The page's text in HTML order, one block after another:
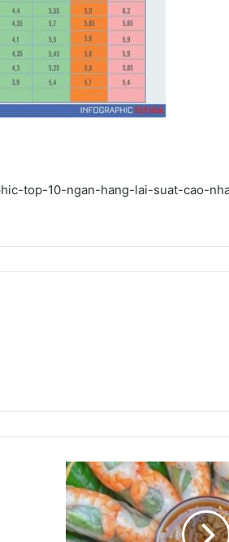
top-10-ngan-hang-lai-suat-cao-